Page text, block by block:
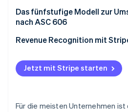
Das fünfstufige Modell zur
nach ASC 606
Revenue Recognition mit
Jetzt mit Stripe starten
Für die meisten Unternehmen